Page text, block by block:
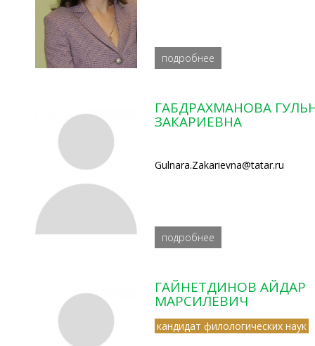
подробнее
ГАБДРАХМАНОВА
ЗАКАРИЕВНА
Gulnara.Zakarievna@tatar.ru
подробнее
ГАЙНЕТДИНОВ АЙДАР
МАРСИЛЕВИЧ
кандидат филологических наук